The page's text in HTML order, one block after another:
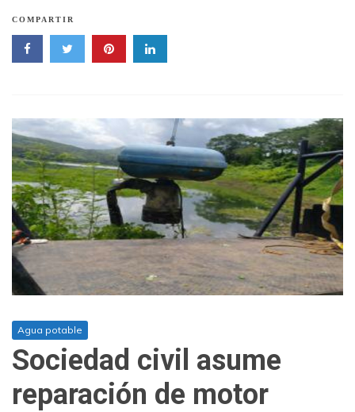
COMPARTIR
Agua potable
Sociedad civil asume
reparación de motor